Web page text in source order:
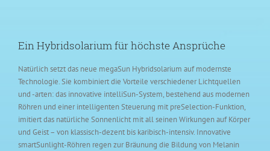
Ein Hybridsolarium für höchste Ansprüche
Natürlich setzt das neue megaSun Hybridsolarium auf modernste
Technologie. Sie kombiniert die Vorteile verschiedener Lichtquellen
und -arten: das innovative intelliSun-System, bestehend aus modernen
Röhren und einer intelli­genten Steuerung mit preSelection-Funktion,
imitiert das natürliche Sonnenlicht mit all seinen Wirkungen auf Körper
und Geist – von klassisch-dezent bis karibisch-intensiv. Innovative
smartSunlight-Röhren regen zur Bräunung die Bildung von Melanin